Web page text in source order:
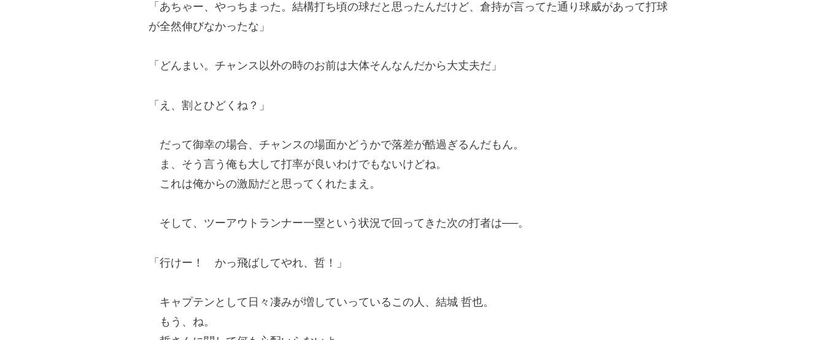
「あちゃー、やっちまった。結構打ち頃の球だと思ったんだけど、倉持が言ってた通り球威があって打球
が全然伸びなかったな」
「どんまい。チャンス以外の時のお前は大体そんなんだから大丈夫だ」
「え、割とひどくね？」
だって御幸の場合、チャンスの場面かどうかで落差が酷過ぎるんだもん。
ま、そう言う俺も大して打率が良いわけでもないけどね。
これは俺からの激励だと思ってくれたまえ。
そして、ツーアウトランナー一塁という状況で回ってきた次の打者は──。
「行けー！ かっ飛ばしてやれ、哲！」
キャプテンとして日々凄みが増していっているこの人、結城 哲也。
もう、ね。